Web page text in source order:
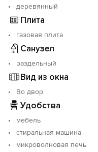
деревянный
Плита
газовая плита
Санузел
раздельный
Вид из окна
Во двор
Удобства
мебель
стиральная машина
микроволновая печь